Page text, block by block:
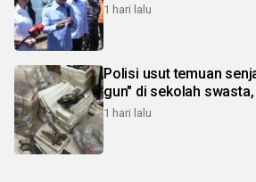
1 hari lalu
Polisi usut temuan
gun" di sekolah
1 hari lalu